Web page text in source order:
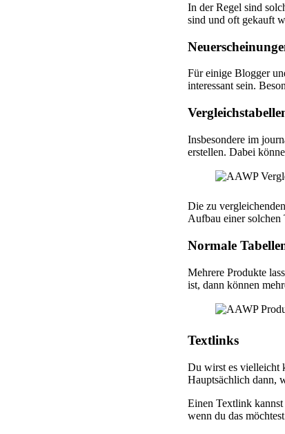
In der Regel sind
sind und oft gekauft
Für einige Blogger
interessant sein.
Insbesondere im
erstellen. Dabei
Die zu
Aufbau einer solchen
Normale
Mehrere Produkte
ist, dann können
Textlinks
Du wirst es vielleicht
Hauptsächlich dann,
Einen Textlink kannst
wenn du das